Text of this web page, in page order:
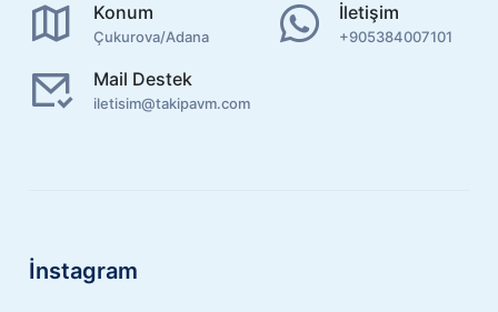
Konum
Çukurova/Adana
İletişim
+905384007101
Mail Destek
iletisim@takipavm.com
İnstagram